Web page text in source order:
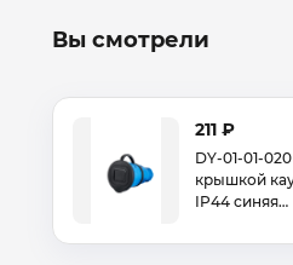
Вы смотрели
211 ₽
DY-01-01-
крышкой
IP44 синяя…